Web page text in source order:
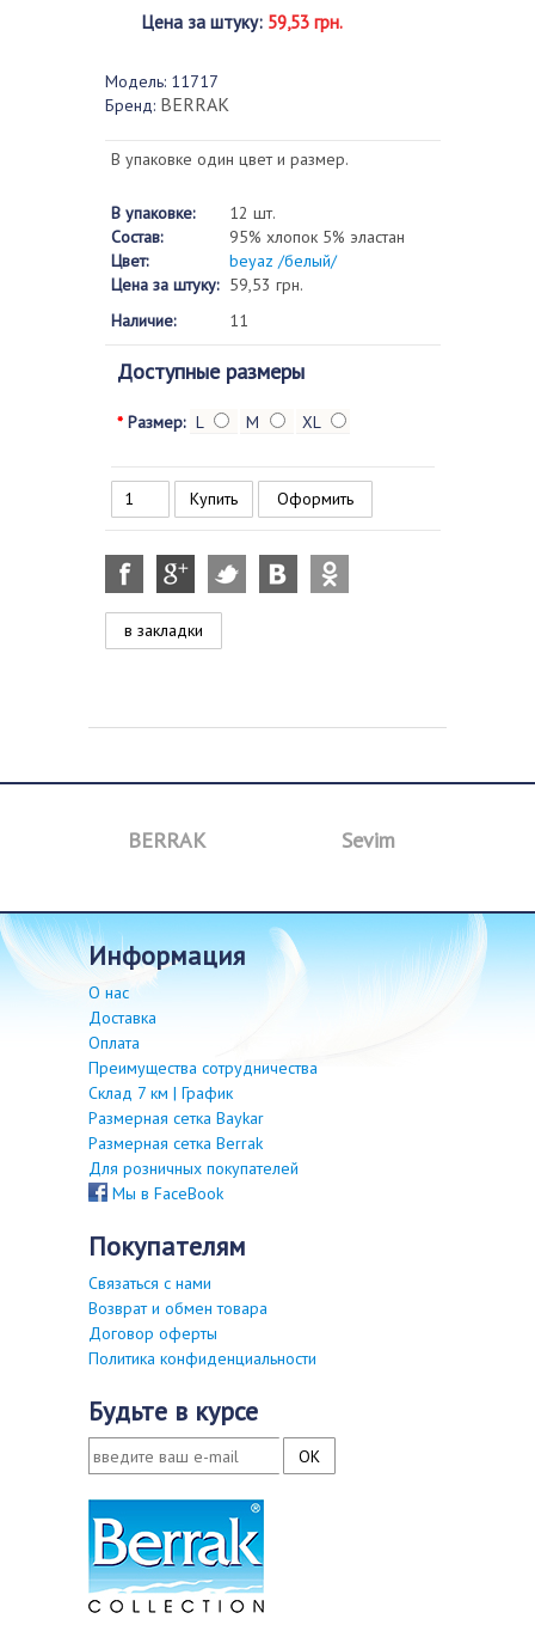
Цена за штуку: 59,53 грн.
Модель: 11717
Бренд: BERRAK
В упаковке один цвет и размер.
В упаковке:
12 шт.
Состав:
95% хлопок 5% эластан
Цвет:
beyaz /белый/
Цена за штуку: 59,53 грн.
Наличие:
11
Доступные размеры
* Размер: L M XL
Оформить
в закладки
BERRAK Sevim
информация
О нас
Доставка
Оплата
Преимущества сотрудничества
Склад 7 км | График
Размерная сетка Baykar
Размерная сетка Berrak
Для розничных покупателей
Мы в FaceBook
покупателям
Связаться с нами
Возврат и обмен товара
Договор оферты
Политика конфиденциальности
будьте в курсе